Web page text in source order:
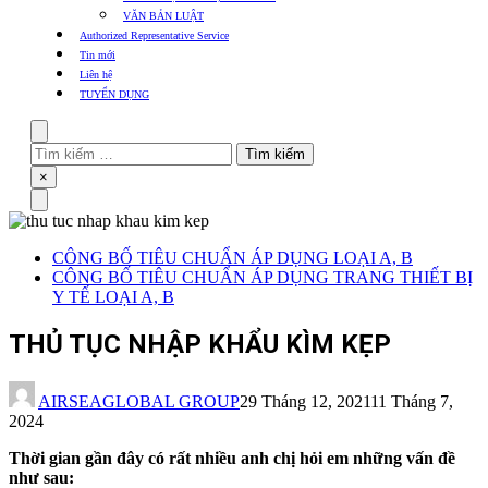
hàng
VĂN BẢN LUẬT
Authorized Representative Service
Tin mới
Liên hệ
TUYỂN DỤNG
Tìm
kiếm
cho:
Close
×
CÔNG BỐ TIÊU CHUẨN ÁP DỤNG LOẠI A, B
CÔNG BỐ TIÊU CHUẨN ÁP DỤNG TRANG THIẾT BỊ
Y TẾ LOẠI A, B
THỦ TỤC NHẬP KHẨU KÌM KẸP
AIRSEAGLOBAL GROUP29 Tháng 12, 202111 Tháng 7,
2024
Thời gian gần đây có rất nhiều anh chị hỏi em những vấn đề
như sau: